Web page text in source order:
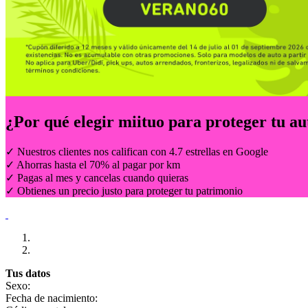
¿Por qué elegir miituo para proteger tu
✓ Nuestros clientes nos califican con 4.7 estrellas en Google
✓ Ahorras hasta el 70% al pagar por km
✓ Pagas al mes y cancelas cuando quieras
✓ Obtienes un precio justo para proteger tu patrimonio
Tus datos
Sexo:
Fecha de nacimiento: